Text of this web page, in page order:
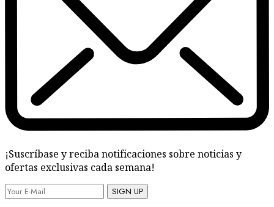
¡Suscríbase y reciba notificaciones sobre noticias y
ofertas exclusivas cada semana!
SIGN UP